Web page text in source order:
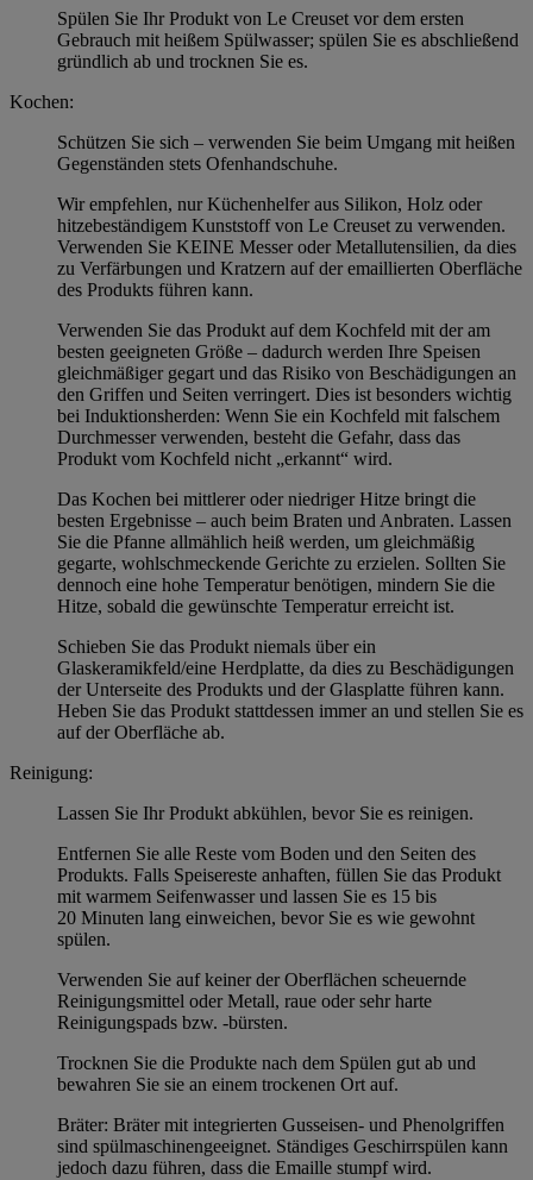
Spülen Sie Ihr Produkt von Le Creuset vor dem ersten
Gebrauch mit heißem Spülwasser; spülen Sie es abschließend
gründlich ab und trocknen Sie es.
Kochen:
Schützen Sie sich – verwenden Sie beim Umgang mit heißen
Gegenständen stets Ofenhandschuhe.
Wir empfehlen, nur Küchenhelfer aus Silikon, Holz oder
hitzebeständigem Kunststoff von Le Creuset zu verwenden.
Verwenden Sie KEINE Messer oder Metallutensilien, da dies
zu Verfärbungen und Kratzern auf der emaillierten Oberfläche
des Produkts führen kann.
Verwenden Sie das Produkt auf dem Kochfeld mit der am
besten geeigneten Größe – dadurch werden Ihre Speisen
gleichmäßiger gegart und das Risiko von Beschädigungen an
den Griffen und Seiten verringert. Dies ist besonders wichtig
bei Induktionsherden: Wenn Sie ein Kochfeld mit falschem
Durchmesser verwenden, besteht die Gefahr, dass das
Produkt vom Kochfeld nicht „erkannt“ wird.
Das Kochen bei mittlerer oder niedriger Hitze bringt die
besten Ergebnisse – auch beim Braten und Anbraten. Lassen
Sie die Pfanne allmählich heiß werden, um gleichmäßig
gegarte, wohlschmeckende Gerichte zu erzielen. Sollten Sie
dennoch eine hohe Temperatur benötigen, mindern Sie die
Hitze, sobald die gewünschte Temperatur erreicht ist.
Schieben Sie das Produkt niemals über ein
Glaskeramikfeld/eine Herdplatte, da dies zu Beschädigungen
der Unterseite des Produkts und der Glasplatte führen kann.
Heben Sie das Produkt stattdessen immer an und stellen Sie es
auf der Oberfläche ab.
Reinigung:
Lassen Sie Ihr Produkt abkühlen, bevor Sie es reinigen.
Entfernen Sie alle Reste vom Boden und den Seiten des
Produkts. Falls Speisereste anhaften, füllen Sie das Produkt
mit warmem Seifenwasser und lassen Sie es 15 bis
20 Minuten lang einweichen, bevor Sie es wie gewohnt
spülen.
Verwenden Sie auf keiner der Oberflächen scheuernde
Reinigungsmittel oder Metall, raue oder sehr harte
Reinigungspads bzw. -bürsten.
Trocknen Sie die Produkte nach dem Spülen gut ab und
bewahren Sie sie an einem trockenen Ort auf.
Bräter: Bräter mit integrierten Gusseisen- und Phenolgriffen
sind spülmaschinengeeignet. Ständiges Geschirrspülen kann
jedoch dazu führen, dass die Emaille stumpf wird.